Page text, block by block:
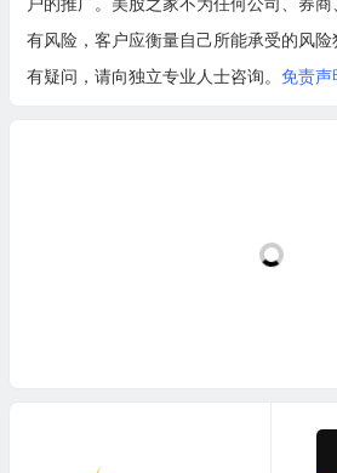
有风险，客户应衡量自己所能承受的风
有疑问，请向独立专业人士咨询。 免责声